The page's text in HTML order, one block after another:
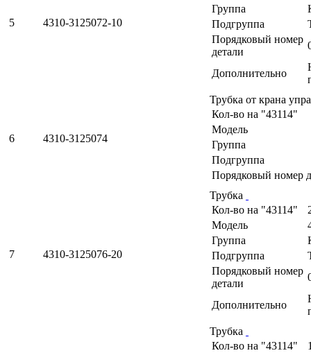
5 4310-3125072-10
Группа
Подгруппа
Порядковый номер
детали
Дополнительно
6 4310-3125074
Трубка от крана
Кол-во на "43114"
Модель
Группа
Подгруппа
Порядковый номер
7 4310-3125076-20
Трубка
Кол-во на "43114"
Модель
Группа
Подгруппа
Порядковый номер
детали
Дополнительно
Трубка
Кол-во на "43114"